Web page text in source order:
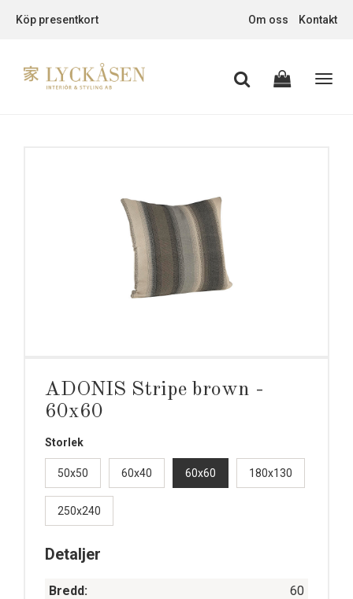
Köp presentkort Om oss Kontakt
ADONIS Stripe brown -
60x60
Storlek
50x50 60x40 60x60 180x130
250x240
Detaljer
Bredd:
60